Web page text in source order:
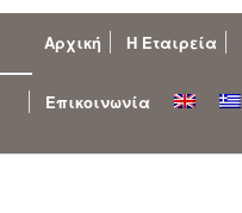
Αρχική Η Εταιρεία
Επικοινωνία